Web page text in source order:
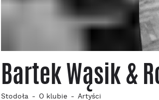
Bartek Wąsik &
Stodoła O klubie Artyści